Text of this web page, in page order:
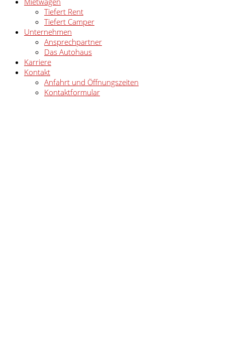
Tiefert Rent
Tiefert Camper
Unternehmen
Ansprechpartner
Das Autohaus
Karriere
Kontakt
Anfahrt und Öffnungszeiten
Kontaktformular